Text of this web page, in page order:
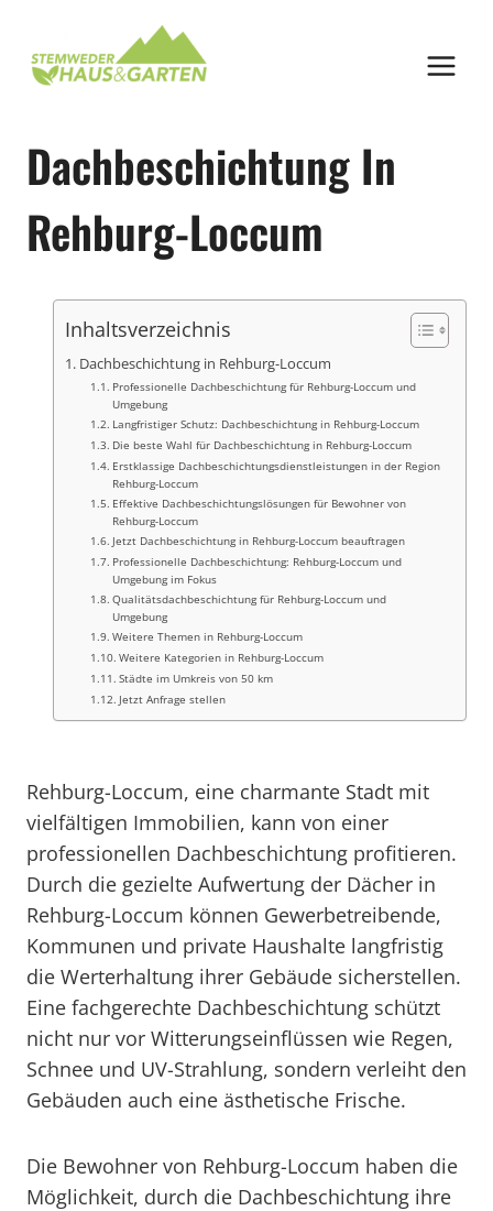
springen
Dachbeschichtung In
Rehburg-Loccum
Inhaltsverzeichnis
Dachbeschichtung in Rehburg-Loccum
Professionelle Dachbeschichtung für Rehburg-Loccum und
Umgebung
Langfristiger Schutz: Dachbeschichtung in Rehburg-Loccum
Die beste Wahl für Dachbeschichtung in Rehburg-Loccum
Erstklassige Dachbeschichtungsdienstleistungen in der Region
Rehburg-Loccum
Effektive Dachbeschichtungslösungen für Bewohner von
Rehburg-Loccum
Jetzt Dachbeschichtung in Rehburg-Loccum beauftragen
Professionelle Dachbeschichtung: Rehburg-Loccum und
Umgebung im Fokus
Qualitätsdachbeschichtung für Rehburg-Loccum und
Umgebung
Weitere Themen in Rehburg-Loccum
Weitere Kategorien in Rehburg-Loccum
Städte im Umkreis von 50 km
Jetzt Anfrage stellen
Rehburg-Loccum, eine charmante Stadt mit
vielfältigen Immobilien, kann von einer
professionellen Dachbeschichtung profitieren.
Durch die gezielte Aufwertung der Dächer in
Rehburg-Loccum können Gewerbetreibende,
Kommunen und private Haushalte langfristig
die Werterhaltung ihrer Gebäude sicherstellen.
Eine fachgerechte Dachbeschichtung schützt
nicht nur vor Witterungseinflüssen wie Regen,
Schnee und UV-Strahlung, sondern verleiht den
Gebäuden auch eine ästhetische Frische.
Die Bewohner von Rehburg-Loccum haben die
Möglichkeit, durch die Dachbeschichtung ihre